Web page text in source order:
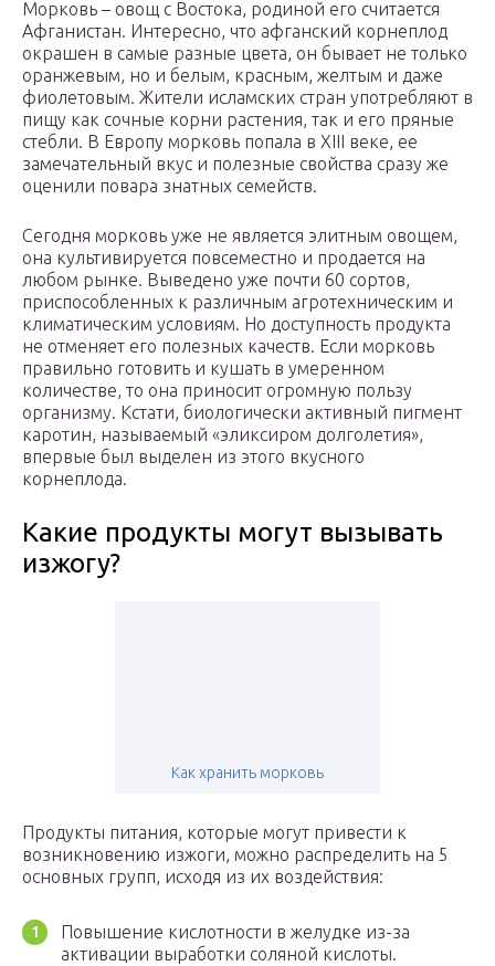
Морковь – овощ с Востока, родиной его считается
Афганистан. Интересно, что афганский корнеплод
окрашен в самые разные цвета, он бывает не только
оранжевым, но и белым, красным, желтым и даже
фиолетовым. Жители исламских стран употребляют в
пищу как сочные корни растения, так и его пряные
стебли. В Европу морковь попала в XIII веке, ее
замечательный вкус и полезные свойства сразу же
оценили повара знатных семейств.
Сегодня морковь уже не является элитным овощем,
она культивируется повсеместно и продается на
любом рынке. Выведено уже почти 60 сортов,
приспособленных к различным агротехническим и
климатическим условиям. Но доступность продукта
не отменяет его полезных качеств. Если морковь
правильно готовить и кушать в умеренном
количестве, то она приносит огромную пользу
организму. Кстати, биологически активный пигмент
каротин, называемый «эликсиром долголетия»,
впервые был выделен из этого вкусного
корнеплода.
Какие продукты могут вызывать
изжогу?
Как хранить морковь
Продукты питания, которые могут привести к
возникновению изжоги, можно распределить на 5
основных групп, исходя из их воздействия:
Повышение кислотности в желудке из-за
активации выработки соляной кислоты.